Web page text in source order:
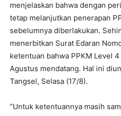
menjelaskan bahwa dengan
tetap melanjutkan penerapan
sebelumnya diberlakukan.
menerbitkan Surat Edaran
ketentuan bahwa PPKM Level
Agustus mendatang. Hal ini
Tangsel, Selasa (17/8).
”Untuk ketentuannya masih